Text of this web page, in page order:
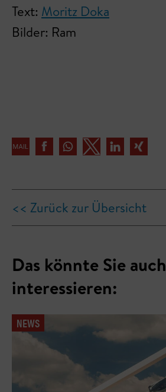
Text: Moritz Doka
Bilder: Ram
<< Zurück zur Übersicht
Das könnte Sie auch
interessieren:
NEWS